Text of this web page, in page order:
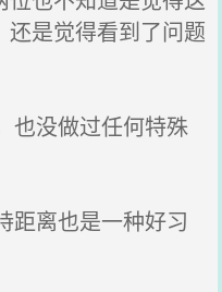
是觉得看到了问题
也没做过任何特殊
离也是一种好习